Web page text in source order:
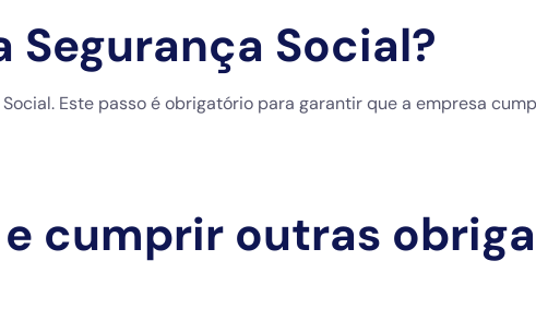
Social?
Este passo é obrigatório para garantir que a empresa
cumprir outras